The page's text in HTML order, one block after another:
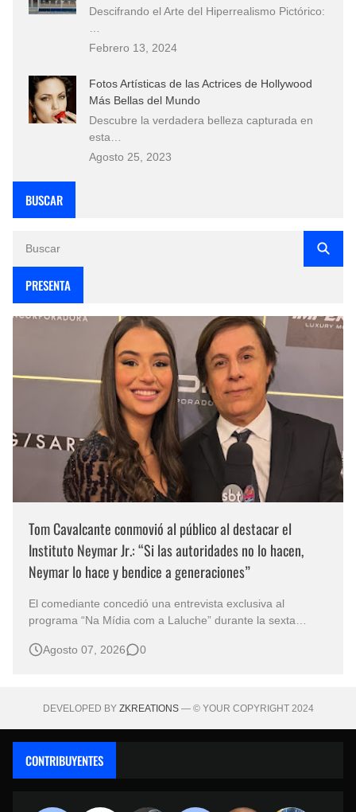
Descifrando el Arte del Hiperrealismo Pictórico:
Febrero 13, 2024
Fotos Artísticas de las Actrices de Hollywood
Más Bellas del Mundo
Descubre la verdadera belleza capturada en
esta…
Agosto 25, 2023
BUSCAR
PRESENTA
Tom Cavalcante conmovió al público al destacar el
Instituto Neymar Jr.: “Si las autoridades no lo hacen,
Neymar lo hace y bendice a generaciones”
El comediante concedió una entrevista exclusiva al
programa “Na Mídia com a Laluche” durante la sexta
eventos benéficos más importantes de Brasil. En medio del
Agosto 07, 2026 0
DEVELOPED BY ZKREATIONS— © YOUR COPYRIGHT 2024
CONTRIBUYENTES